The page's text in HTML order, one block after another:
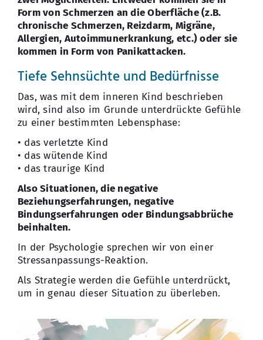
Form von Schmerzen an die Oberfläche (z.B.
chronische Schmerzen, Reizdarm, Migräne,
Allergien, Autoimmunerkrankung, etc.) oder sie
kommen in Form von Panikattacken.
Tiefe Sehnsüchte und Bedürfnisse
Das, was mit dem inneren Kind beschrieben
wird, sind also im Grunde unterdrückte Gefühle
zu einer bestimmten Lebensphase:
• das verletzte Kind
• das wütende Kind
• das traurige Kind
Also Situationen, die negative
Beziehungserfahrungen, negative
Bindungserfahrungen oder Bindungsabbrüche
beinhalten.
In der Psychologie sprechen wir von einer
Stressanpassungs-Reaktion.
Als Strategie werden die Gefühle unterdrückt,
um in genau dieser Situation zu überleben.